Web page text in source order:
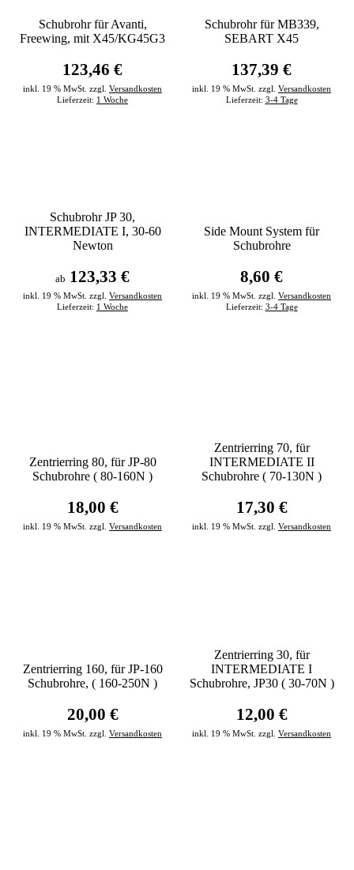
Schubrohr für Avanti,
Freewing, mit X45/KG45G3
123,46 €
inkl. 19 % MwSt. zzgl. Versandkosten
Lieferzeit: 1 Woche
Schubrohr für MB339,
SEBART X45
137,39 €
inkl. 19 % MwSt. zzgl. Versandkosten
Lieferzeit: 3-4 Tage
Schubrohr JP 30,
INTERMEDIATE I, 30-60
Newton
ab 123,33 €
inkl. 19 % MwSt. zzgl. Versandkosten
Lieferzeit: 1 Woche
Side Mount System für
Schubrohre
8,60 €
inkl. 19 % MwSt. zzgl. Versandkosten
Lieferzeit: 3-4 Tage
Zentrierring 80, für JP-80
Schubrohre ( 80-160N )
18,00 €
inkl. 19 % MwSt. zzgl. Versandkosten
Zentrierring 70, für
INTERMEDIATE II
Schubrohre ( 70-130N )
17,30 €
inkl. 19 % MwSt. zzgl. Versandkosten
Zentrierring 160, für JP-160
Schubrohre, ( 160-250N )
20,00 €
inkl. 19 % MwSt. zzgl. Versandkosten
Zentrierring 30, für
INTERMEDIATE I
Schubrohre, JP30 ( 30-70N )
12,00 €
inkl. 19 % MwSt. zzgl. Versandkosten